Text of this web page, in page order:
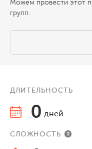
Можем провести этот
групп.
ДЛИТЕЛЬНОСТЬ
0 дней
СЛОЖНОСТЬ